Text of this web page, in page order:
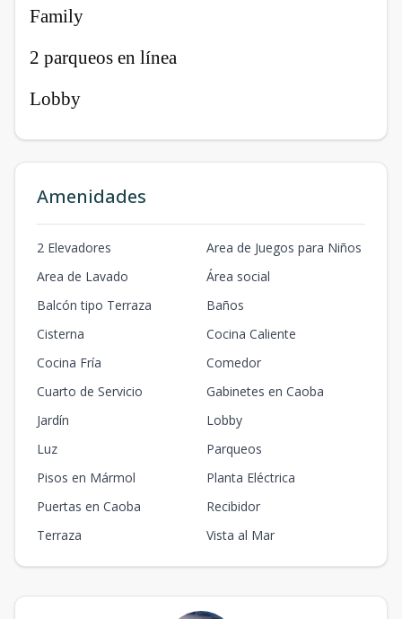
Family
2 parqueos en línea
Lobby
Amenidades
2 Elevadores
Area de Juegos para Niños
Area de Lavado
Área social
Balcón tipo Terraza
Baños
Cisterna
Cocina Caliente
Cocina Fría
Comedor
Cuarto de Servicio
Gabinetes en Caoba
Jardín
Lobby
Luz
Parqueos
Pisos en Mármol
Planta Eléctrica
Puertas en Caoba
Recibidor
Terraza
Vista al Mar